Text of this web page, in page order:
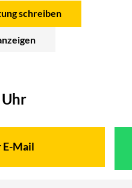
schreiben
Uhr
E-Mail